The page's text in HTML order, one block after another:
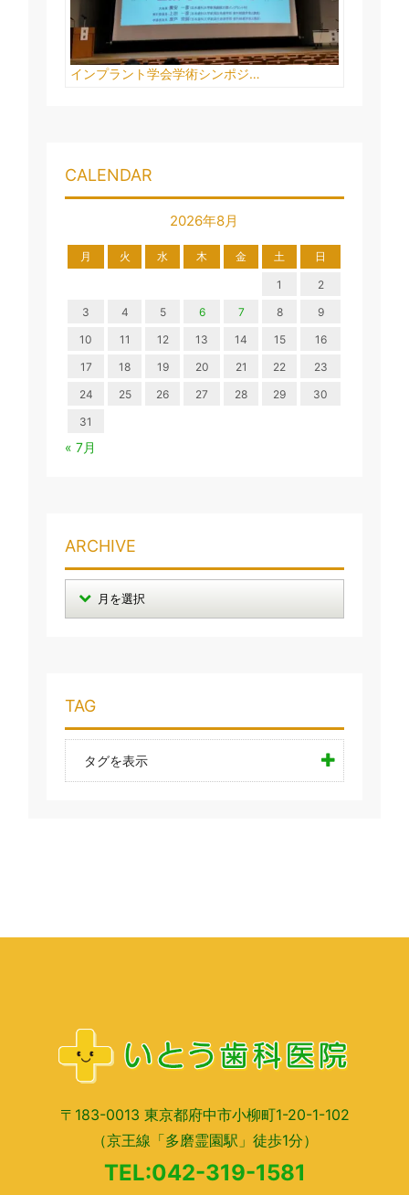
インプラント学会学術シンポジ…
CALENDAR
2026年8月
月 火 水 木 金 土 日
1
2
3
4 5 6 7 8
9
10
11 12 13 14 15
16
17
18 19 20 21 22
23
24
25 26 27 28 29
30
31
« 7月
ARCHIVE
TAG
タグを表示
〒183-0013 東京都府中市小柳町1-20-1-102
（京王線「多磨霊園駅」徒歩1分）
TEL:042-319-1581